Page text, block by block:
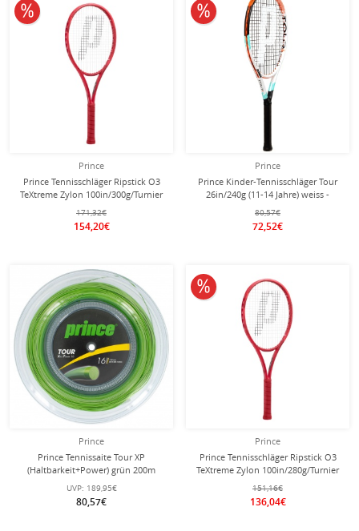
Prince
Prince Tennisschläger Ripstick O3
TeXtreme Zylon 100in/300g/Turnier
171,32€
154,20€
10% reduziert
Prince
Prince Kinder-Tennisschläger Tour
26in/240g (11-14 Jahre) weiss -
80,57€
72,52€
10% reduziert
Prince
Prince Tennissaite Tour XP
(Haltbarkeit+Power) grün 200m
UVP: 189,95€
80,57€
Prince
Prince Tennisschläger Ripstick O3
TeXtreme Zylon 100in/280g/Turnier
151,16€
136,04€
10% reduziert